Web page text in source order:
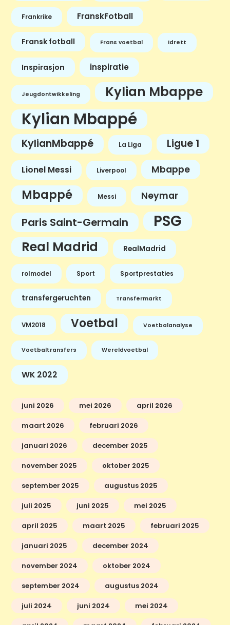
Frankrike FranskFotball
Fransk fotball Frans voetbal Idrett
Inspirasjon inspiratie
Jeugdontwikkeling Kylian Mbappe
Kylian Mbappé
KylianMbappé La Liga Ligue 1
Lionel Messi Liverpool Mbappe
Mbappé Messi Neymar
Paris Saint-Germain PSG
Real Madrid RealMadrid
rolmodel Sport Sportprestaties
transfergeruchten Transfermarkt
VM2018 Voetbal Voetbalanalyse
Voetbaltransfers Wereldvoetbal
WK 2022
juni 2026 mei 2026 april 2026
maart 2026 februari 2026
januari 2026 december 2025
november 2025 oktober 2025
september 2025 augustus 2025
juli 2025 juni 2025 mei 2025
april 2025 maart 2025 februari 2025
januari 2025 december 2024
november 2024 oktober 2024
september 2024 augustus 2024
juli 2024 juni 2024 mei 2024